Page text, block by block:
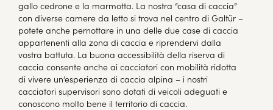
gallo cedrone e la marmotta. La nostra “casa di caccia”
con diverse camere da letto si trova nel centro di Galtür –
potete anche pernottare in una delle due case di caccia
appartenenti alla zona di caccia e riprendervi dalla
vostra battuta. La buona accessibilità della riserva di
caccia consente anche ai cacciatori con mobilità ridotta
di vivere un’esperienza di caccia alpina – i nostri
cacciatori supervisori sono dotati di veicoli adeguati e
conoscono molto bene il territorio di caccia.